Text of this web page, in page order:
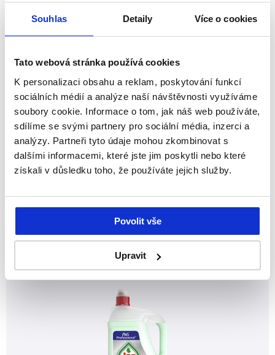
Souhlas Detaily Více o cookies
Tato webová stránka používá cookies
K personalizaci obsahu a reklam, poskytování funkcí
sociálních médií a analýze naší návštěvnosti využíváme
soubory cookie. Informace o tom, jak náš web používáte,
sdílíme se svými partnery pro sociální média, inzerci a
analýzy. Partneři tyto údaje mohou zkombinovat s
dalšími informacemi, které jste jim poskytli nebo které
získali v důsledku toho, že používáte jejich služby.
Povolit vše
Upravit
Jar Professional ultra silný odmašťovač 750
ml
Profesionální prostředek určený k odstraňování odolné
mastnoty na kuchyňských površích. Vhodný i na
povrchy, které přichází do kontaktu s potravinami.
+